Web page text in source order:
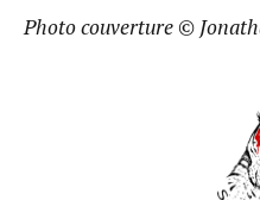
Photo couverture ©